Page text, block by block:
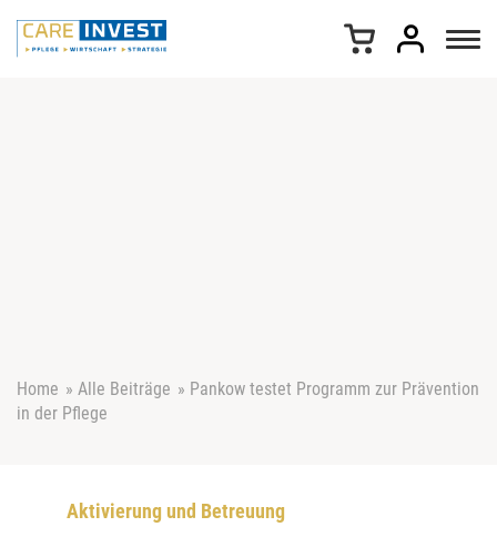
Home » Alle Beiträge » Pankow testet Programm zur Prävention
in der Pflege
Aktivierung und Betreuung